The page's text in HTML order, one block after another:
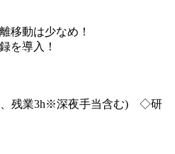
移動は少なめ！
を導入！
、残業3h※深夜手当含む) ◇研